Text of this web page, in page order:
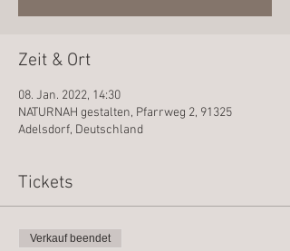
Zeit & Ort
08. Jan. 2022, 14:30
NATURNAH gestalten, Pfarrweg 2, 91325
Adelsdorf, Deutschland
Tickets
Verkauf beendet